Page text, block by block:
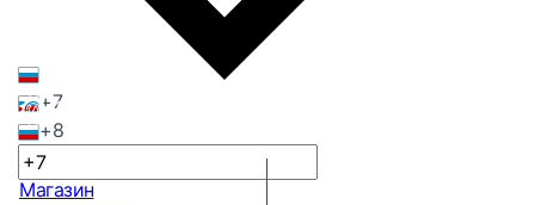
+7
+8
Магазин